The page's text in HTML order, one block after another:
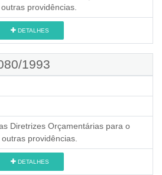
providências.
DETALHES
1993
Diretrizes Orçamentárias para o
providências.
DETALHES